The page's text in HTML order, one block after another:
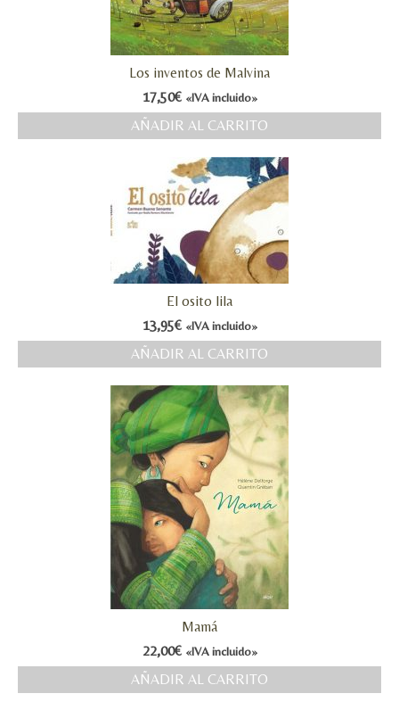
Los inventos de Malvina
17,50€ «IVA incluido»
AÑADIR AL CARRITO
El osito lila
13,95€ «IVA incluido»
AÑADIR AL CARRITO
Mamá
22,00€ «IVA incluido»
AÑADIR AL CARRITO